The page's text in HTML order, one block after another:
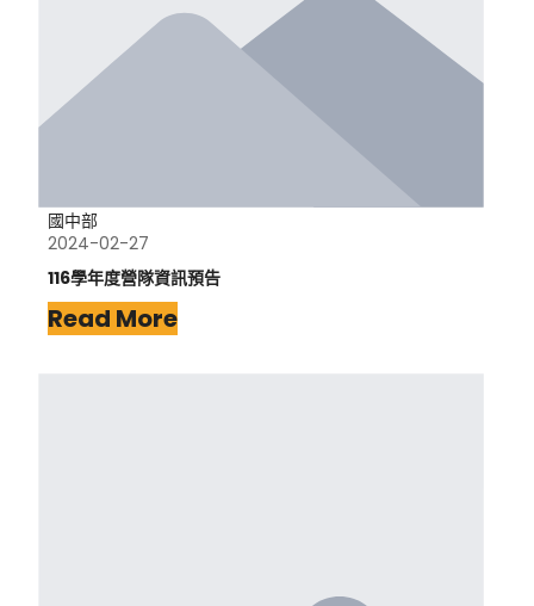
國中部
2024-02-27
116學年度營隊資訊預告
Read More